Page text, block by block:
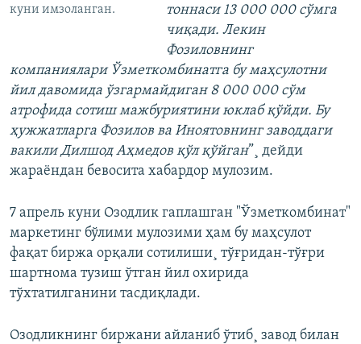
куни имзоланган.
тоннаси 13 000 000 сўмга
чиқади. Лекин
Фозиловнинг
компаниялари Ўзметкомбинатга бу маҳсулотни
йил давомида ўзгармайдиган 8 000 000 сўм
атрофида сотиш мажбуриятини юклаб қўйди. Бу
ҳужжатларга Фозилов ва Иноятовнинг заводдаги
вакили Дилшод Аҳмедов қўл қўйган”¸ дейди
жараëндан бевосита хабардор мулозим.
7 апрель куни Озодлик гаплашган "Ўзметкомбинат"
маркетинг бўлими мулозими ҳам бу маҳсулот
фақат биржа орқали сотилиши¸ тўғридан-тўғри
шартнома тузиш ўтган йил охирида
тўхтатилганини тасдиқлади.
Озодликнинг биржани айланиб ўтиб¸ завод билан